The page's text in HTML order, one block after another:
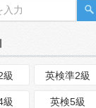
級 英検準2級
級 英検5級